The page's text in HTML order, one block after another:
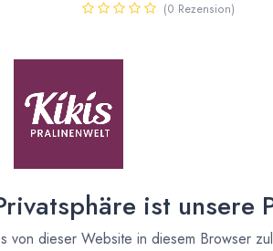
(0 Rezension)
verschiedene Motive. Gewicht
17,85
* inkl. MwST. zzgl.
Lieferzeit: sofort lieferbar
ist unsere
von dieser Website in diesem Browser